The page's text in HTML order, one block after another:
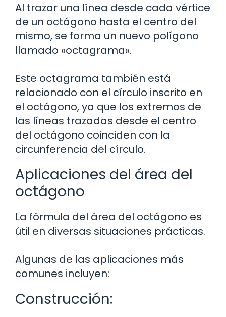
Al trazar una línea desde cada vértice
de un octágono hasta el centro del
mismo, se forma un nuevo polígono
llamado «octagrama».
Este octagrama también está
relacionado con el círculo inscrito en
el octágono, ya que los extremos de
las líneas trazadas desde el centro
del octágono coinciden con la
circunferencia del círculo.
Aplicaciones del área del
octágono
La fórmula del área del octágono es
útil en diversas situaciones prácticas.
Algunas de las aplicaciones más
comunes incluyen:
Construcción: